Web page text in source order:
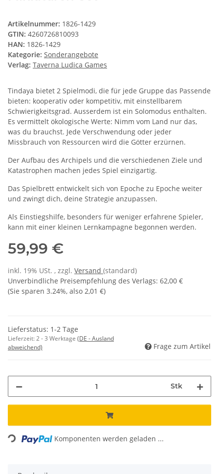
Artikelnummer: 1826-1429
GTIN: 4260726810093
HAN: 1826-1429
Kategorie: Sonderangebote
Verlag: Taverna Ludica Games
Tindaya bietet 2 Spielmodi, die für jede Gruppe das Passende
bieten: kooperativ oder kompetitiv, mit einstellbarem
Schwierigkeitsgrad. Ausserdem ist ein Solomodus enthalten.
Es vermittelt ökologische Werte: Nimm vom Land nur das,
was du brauchst. Jede Verschwendung oder jeder
Missbrauch von Ressourcen wird die Götter erzürnen.
Der Aufbau des Archipels und die verschiedenen Ziele und
Katastrophen machen jedes Spiel einzigartig.
Das Spielbrett entwickelt sich von Epoche zu Epoche weiter
und zwingt dich, deine Strategie anzupassen.
Als Einstiegshilfe, besonders für weniger erfahrene Spieler,
kann mit einer kleinen Lernkampagne begonnen werden.
59,99 €
inkl. 19% USt. , zzgl. Versand (standard)
Unverbindliche Preisempfehlung des Verlags: 62,00 €
(Sie sparen 3.24%, also 2,01 €)
Lieferstatus: 1-2 Tage
Lieferzeit:2 - 3 Werktage (DE - Ausland
abweichend)
Frage zum Artikel
Stk
Loading... Komponenten werden geladen ...